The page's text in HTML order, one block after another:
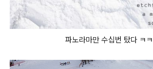
파노라마만 수십번 탔다 ㅋㅋ